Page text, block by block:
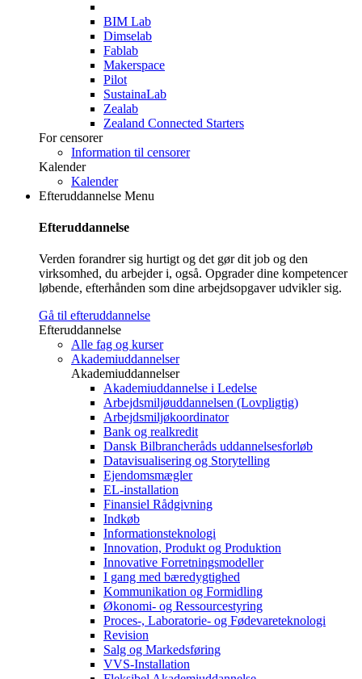
BIM Lab
Dimselab
Fablab
Makerspace
Pilot
SustainaLab
Zealab
Zealand Connected Starters
For censorer
Information til censorer
Kalender
Kalender
Efteruddannelse Menu
Efteruddannelse
Verden forandrer sig hurtigt og det gør dit job og den
virksomhed, du arbejder i, også. Opgrader dine kompetencer
løbende, efterhånden som dine arbejdsopgaver udvikler sig.
Gå til efteruddannelse
Efteruddannelse
Alle fag og kurser
Akademiuddannelser
Akademiuddannelser
Akademiuddannelse i Ledelse
Arbejdsmiljøuddannelsen (Lovpligtig)
Arbejdsmiljøkoordinator
Bank og realkredit
Dansk Bilbrancheråds uddannelsesforløb
Datavisualisering og Storytelling
Ejendomsmægler
EL-installation
Finansiel Rådgivning
Indkøb
Informationsteknologi
Innovation, Produkt og Produktion
Innovative Forretningsmodeller
I gang med bæredygtighed
Kommunikation og Formidling
Økonomi- og Ressourcestyring
Proces-, Laboratorie- og Fødevareteknologi
Revision
Salg og Markedsføring
VVS-Installation